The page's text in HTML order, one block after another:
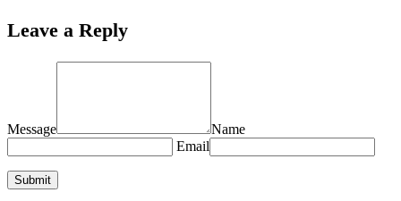
Leave a Reply
Message
Name
Email